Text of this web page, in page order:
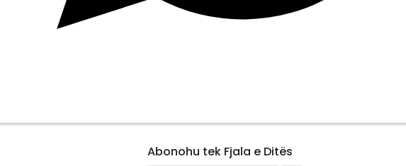
Abonohu tek Fjala e Ditës